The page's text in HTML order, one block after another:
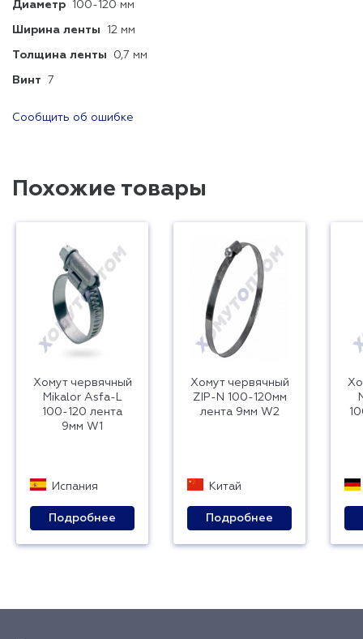
Диаметр 100-120 мм
Ширина ленты 12 мм
Толщина ленты 0,7 мм
Винт 7
Сообщить об ошибке
Похожие товары
Хомут червячный
Mikalor Asfa-L
100-120 лента
9мм W1
Испания
Подробнее
Хомут червячный
ZIP-N 100-120мм
лента 9мм W2
Китай
Подробнее